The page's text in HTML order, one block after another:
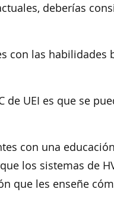
deberías
con las habilidades
de UEI es que se
con una
los sistemas de
que les enseñe